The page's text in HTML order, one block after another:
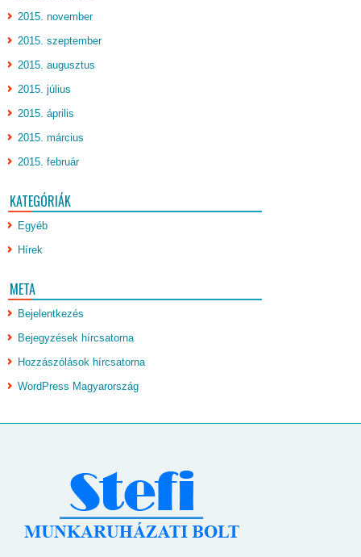
2015. november
2015. szeptember
2015. augusztus
2015. július
2015. április
2015. március
2015. február
KATEGÓRIÁK
Egyéb
Hírek
META
Bejelentkezés
Bejegyzések hírcsatorna
Hozzászólások hírcsatorna
WordPress Magyarország